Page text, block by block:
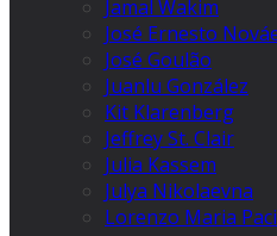
Jamal Wakim
José Ernesto
José Goulão
Juanlu González
Kit Klarenberg
Jeffrey St. Clair
Julia Kassem
Julya Nikolaevna
Lorenzo Maria